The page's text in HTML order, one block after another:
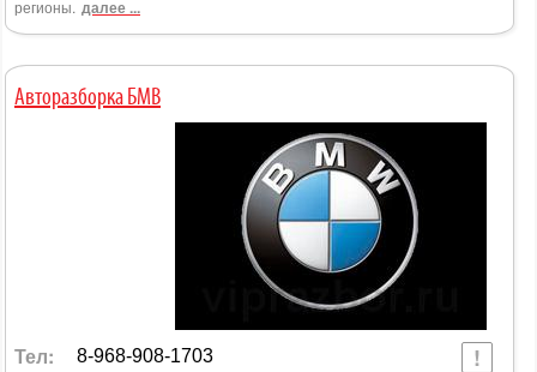
регионы. далее ...
Авторазборка БМВ
Тел: 8-968-908-1703